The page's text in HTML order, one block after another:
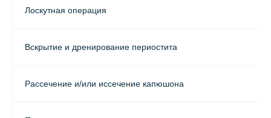
Лоскутная операция
Вскрытие и дренирование периостита
Рассечение и/или иссечение капюшона